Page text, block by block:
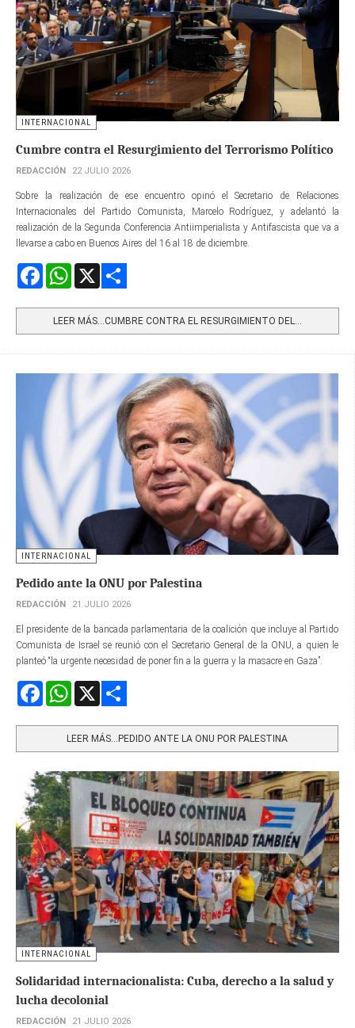
INTERNACIONAL
Cumbre contra el Resurgimiento del Terrorismo Político
REDACCIÓN 22 JULIO 2026
Sobre la realización de ese encuentro opinó el Secretario de Relaciones
Internacionales del Partido Comunista, Marcelo Rodríguez, y adelantó la
realización de la Segunda Conferencia Antiimperialista y Antifascista que va a
llevarse a cabo en Buenos Aires del 16 al 18 de diciembre.
FacebookWhatsApp
LEER MÁS…CUMBRE CONTRA EL RESURGIMIENTO DEL...
INTERNACIONAL
Pedido ante la ONU por Palestina
REDACCIÓN 21 JULIO 2026
El presidente de la bancada parlamentaria de la coalición que incluye al Partido
Comunista de Israel se reunió con el Secretario General de la ONU, a quien le
planteó “la urgente necesidad de poner fin a la guerra y la masacre en Gaza”.
FacebookWhatsApp
LEER MÁS…PEDIDO ANTE LA ONU POR PALESTINA
INTERNACIONAL
Solidaridad internacionalista: Cuba, derecho a la salud y
lucha decolonial
REDACCIÓN 21 JULIO 2026